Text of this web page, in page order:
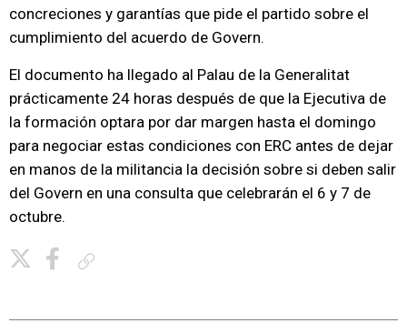
concreciones y garantías que pide el partido sobre el
cumplimiento del acuerdo de Govern.
El documento ha llegado al Palau de la Generalitat
prácticamente 24 horas después de que la Ejecutiva de
la formación optara por dar margen hasta el domingo
para negociar estas condiciones con ERC antes de dejar
en manos de la militancia la decisión sobre si deben salir
del Govern en una consulta que celebrarán el 6 y 7 de
octubre.